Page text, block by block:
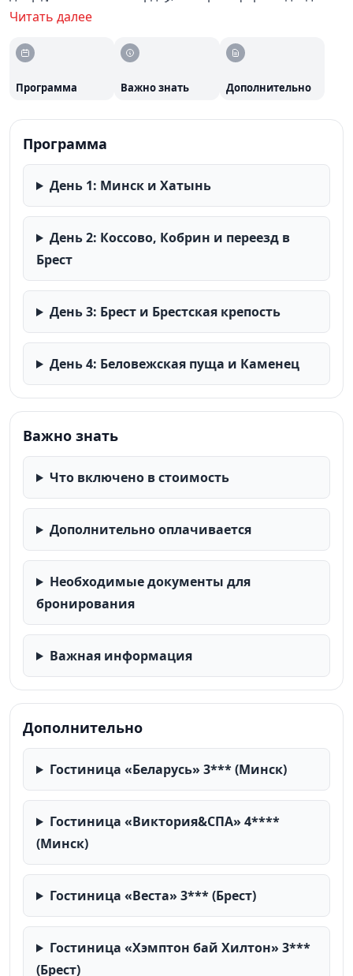
Беловежской пуще.
билеты в музеи — вам не нужно доплачивать за
года.
Читать далее
Программа Важно знать Дополнительно
Программа
День 1: Минск и Хатынь
День 2: Коссово, Кобрин и переезд в
Брест
День 3: Брест и Брестская крепость
День 4: Беловежская пуща и Каменец
Важно знать
Что включено в стоимость
Дополнительно оплачивается
Необходимые документы для
бронирования
Важная информация
Дополнительно
Гостиница «Беларусь» 3*** (Минск)
Гостиница «Виктория&СПА» 4****
(Минск)
Гостиница «Веста» 3*** (Брест)
Гостиница «Хэмптон бай Хилтон» 3***
(Брест)